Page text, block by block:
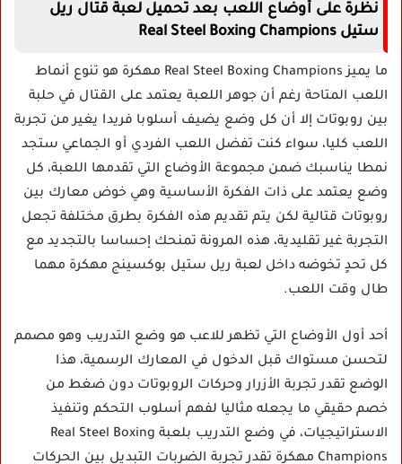
نظرة على أوضاع اللعب بعد تحميل لعبة قتال ريل
ستيل Real Steel Boxing Champions
ما يميز Real Steel Boxing Champions مهكرة هو تنوع أنماط
اللعب المتاحة رغم أن جوهر اللعبة يعتمد على القتال في حلبة
بين روبوتات إلا أن كل وضع يضيف أسلوبا فريدا يغير من تجربة
اللعب كليا، سواء كنت تفضل اللعب الفردي أو الجماعي ستجد
نمطا يناسبك ضمن مجموعة الأوضاع التي تقدمها اللعبة، كل
وضع يعتمد على ذات الفكرة الأساسية وهي خوض معارك بين
روبوتات قتالية لكن يتم تقديم هذه الفكرة بطرق مختلفة تجعل
التجربة غير تقليدية، هذه المرونة تمنحك إحساسا بالتجديد مع
كل تحدٍ تخوضه داخل لعبة ريل ستيل بوكسينج مهكرة مهما
طال وقت اللعب.
أحد أول الأوضاع التي تظهر للاعب هو وضع التدريب وهو مصمم
لتحسن مستواك قبل الدخول في المعارك الرسمية، هذا
الوضع تقدر تجربة الأزرار وحركات الروبوتات دون ضغط من
خصم حقيقي ما يجعله مثاليا لفهم أسلوب التحكم وتنفيذ
الاستراتيجيات، في وضع التدريب بلعبة Real Steel Boxing
Champions مهكرة تقدر تجربة الضربات التبديل بين الحركات